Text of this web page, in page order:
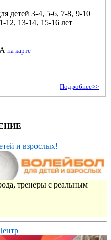
детей 3-4, 5-6, 7-8, 9-10
12, 13-14, 15-16 лет
на карте
Подробнее>>
и взрослых!
тренеры с реальным